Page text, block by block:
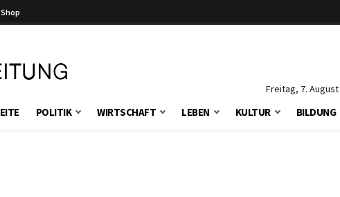
Shop
Freitag, 7. August
POLITIK WIRTSCHAFT LEBEN KULTUR BILDUNG